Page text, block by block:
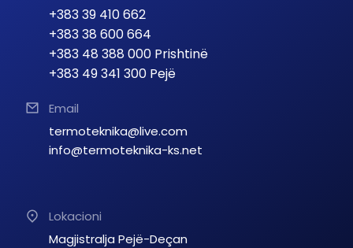
+383 39 410 662
+383 38 600 664
+383 48 388 000 Prishtinë
+383 49 341 300 Pejë
Email
termoteknika@live.com
info@termoteknika-ks.net
Lokacioni
Magjistralja Pejë-Deçan